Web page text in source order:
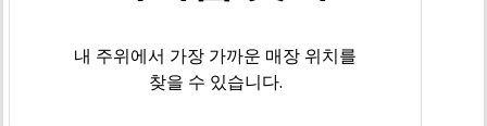
내 주위에서 가장 가까운 매장 위치를
찾을 수 있습니다.